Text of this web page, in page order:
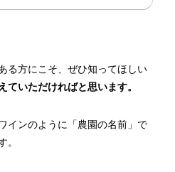
る方にこそ、ぜひ知ってほしい
ていただければと思います。
インのように「農園の名前」で
。